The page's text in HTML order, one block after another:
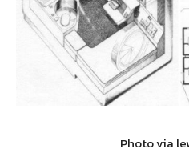
Photo via